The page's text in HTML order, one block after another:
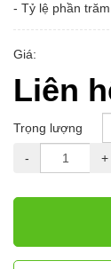
- Tỷ lệ phần
Giá:
Liên
Trọng lượng
- +